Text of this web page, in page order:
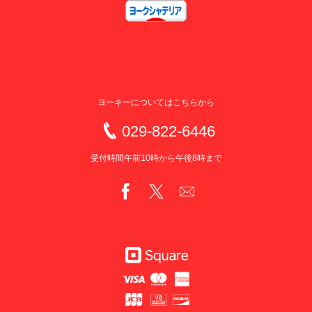
ヨーキーについてはこちらから
029-822-6446
受付時間午前10時から午後8時まで